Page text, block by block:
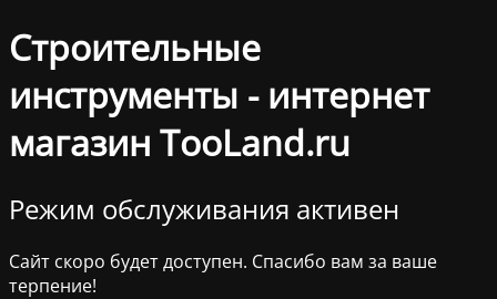
Строительные
инструменты - интернет
магазин TooLand.ru
Режим обслуживания активен
Сайт скоро будет доступен. Спасибо вам за ваше
терпение!